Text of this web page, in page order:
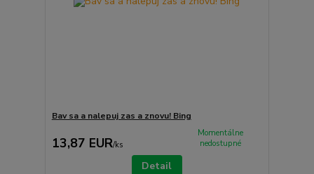
Bav sa a nalepuj zas a znovu! Bing
13,87 EUR/ks
Momentálne
nedostupné
Detail